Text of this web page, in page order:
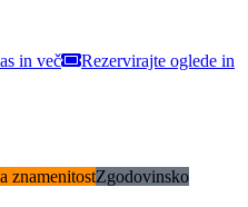
in več
Rezervirajte oglede in
znamenitostZgodovinsko